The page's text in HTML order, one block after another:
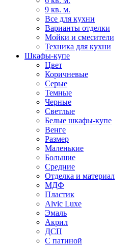
9 кв. м.
Все для кухни
Варианты отделки
Мойки и смесители
Техника для кухни
Шкафы-купе
Цвет
Коричневые
Серые
Темные
Черные
Светлые
Белые шкафы-купе
Венге
Размер
Маленькие
Большие
Средние
Отделка и материал
МДФ
Пластик
Alvic Luxe
Эмаль
Акрил
ДСП
С патиной